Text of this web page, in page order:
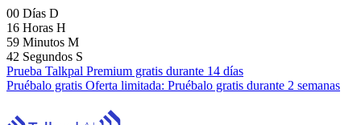
00 Días D
16 Horas H
59 Minutos M
40 Segundos S
Prueba Talkpal Premium gratis durante 14 días
Pruébalo gratis Oferta limitada: Pruébalo gratis durante 2 semanas